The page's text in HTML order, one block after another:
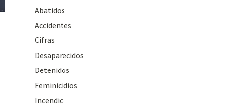
Abatidos
Accidentes
Cifras
Desaparecidos
Detenidos
Feminicidios
Incendio